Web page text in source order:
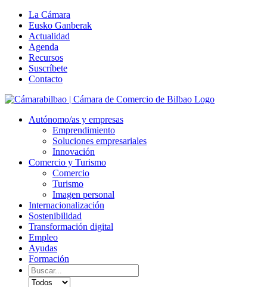
Skip
content
La Cámara
Eusko Ganberak
Actualidad
Agenda
Recursos
Suscríbete
Contacto
Autónomo/as y empresas
Emprendimiento
Soluciones empresariales
Innovación
Comercio y Turismo
Comercio
Turismo
Imagen personal
Internacionalización
Sostenibilidad
Transformación digital
Empleo
Ayudas
Formación
Search
for: